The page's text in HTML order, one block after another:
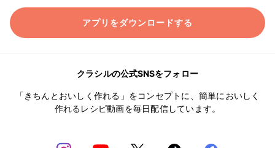
アプリをダウンロードする
クラシルの公式SNSをフォロー
「きちんとおいしく作れる」をコンセプトに、簡単においしく
作れるレシピ動画を毎日配信しています。